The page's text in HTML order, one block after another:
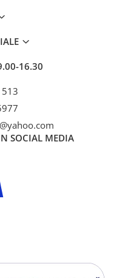
16.30
SOCIAL MEDIA